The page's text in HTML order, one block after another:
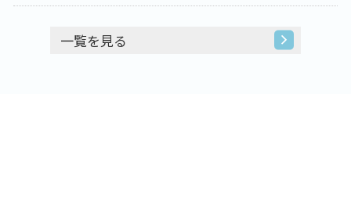
一覧を見る